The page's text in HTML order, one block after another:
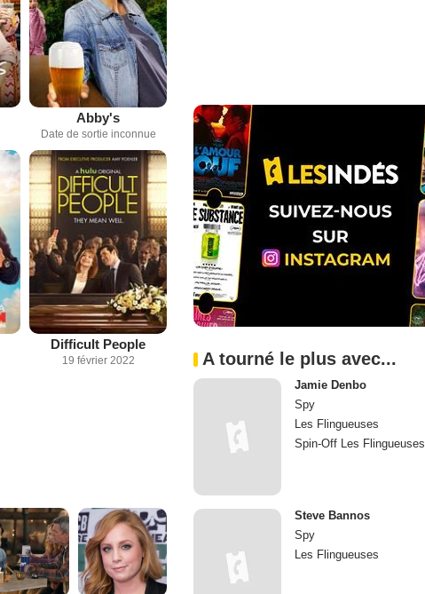
Abby's
Date de sortie inconnue
Difficult People
19 février 2022 A tourné le plus avec...
Jamie Denbo
Spy
Les Flingueuses
Spin-Off Les Flingueuses
Steve Bannos
Spy
Les Flingueuses